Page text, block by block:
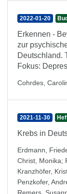
2022-01-20
Erkennen -
zur
Deutschland.
Fokus:
Cohrdes,
2021-11-30
Krebs in
Erdmann,
Christ, Monika;
Kranzhöfer,
Penzkofer,